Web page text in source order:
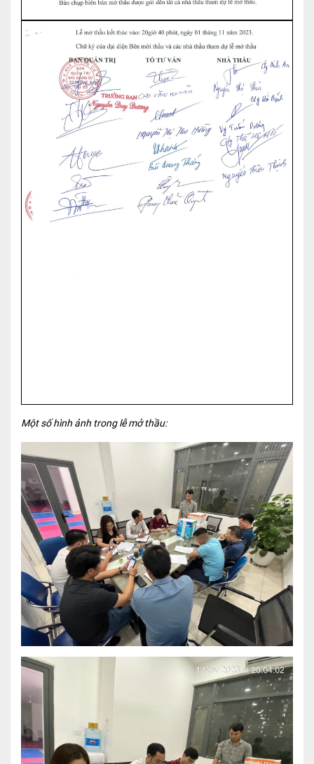
Một số hình ảnh trong lễ mở thầu: